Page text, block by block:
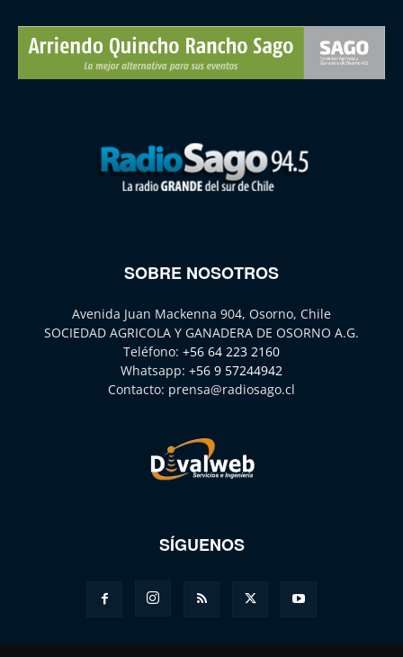
SOBRE NOSOTROS
Avenida Juan Mackenna 904, Osorno, Chile
SOCIEDAD AGRICOLA Y GANADERA DE OSORNO A.G.
Teléfono: +56 64 223 2160
Whatsapp: +56 9 57244942
Contacto: prensa@radiosago.cl
SÍGUENOS